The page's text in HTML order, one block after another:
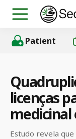
Patient
licenças
Estudo revela